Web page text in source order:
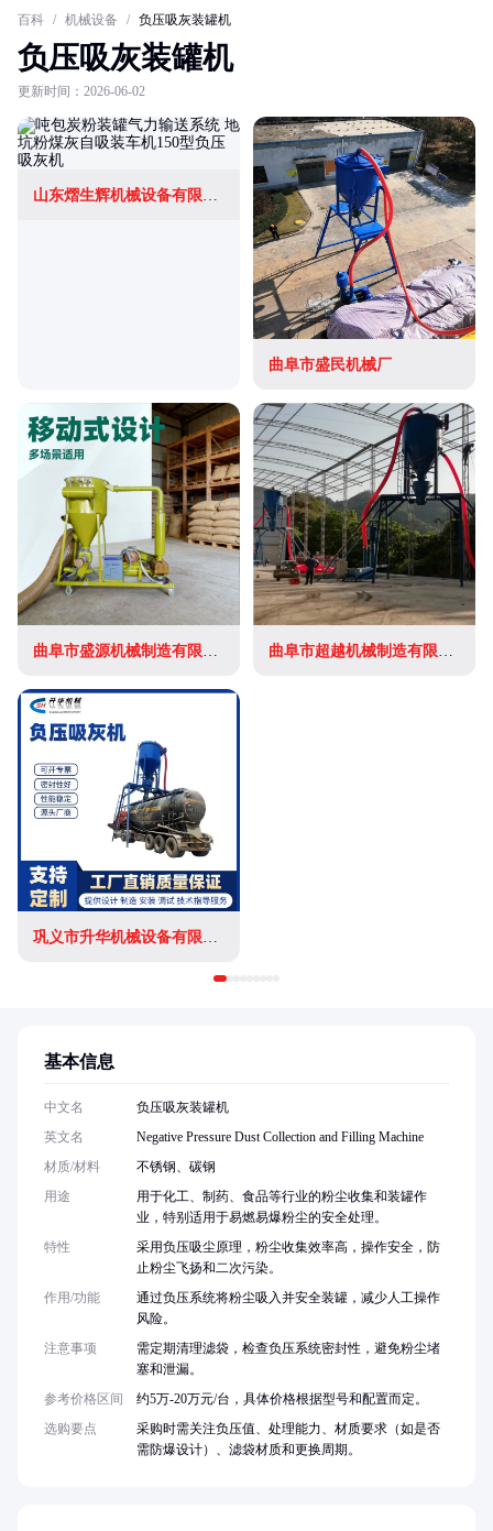
百科 / 机械设备 / 负压吸灰装罐机
负压吸灰装罐机
更新时间：2026-06-02
山东熠生辉机械设备有限公司
曲阜市盛民机械厂
曲阜市盛源机械制造有限公司 曲阜市超越机械制造有限公司
巩义市升华机械设备有限公司
基本信息
中文名
负压吸灰装罐机
英文名
Negative Pressure Dust Collection and Filling Machine
材质/材料
不锈钢、碳钢
用途
用于化工、制药、食品等行业的粉尘收集和装罐作
业，特别适用于易燃易爆粉尘的安全处理。
特性
采用负压吸尘原理，粉尘收集效率高，操作安全，防
止粉尘飞扬和二次污染。
作用/功能
通过负压系统将粉尘吸入并安全装罐，减少人工操作
风险。
注意事项
需定期清理滤袋，检查负压系统密封性，避免粉尘堵
塞和泄漏。
参考价格区间
约5万-20万元/台，具体价格根据型号和配置而定。
选购要点
采购时需关注负压值、处理能力、材质要求（如是否
需防爆设计）、滤袋材质和更换周期。